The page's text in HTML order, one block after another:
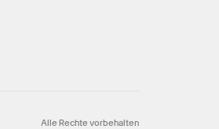
Alle Rechte vorbehalten